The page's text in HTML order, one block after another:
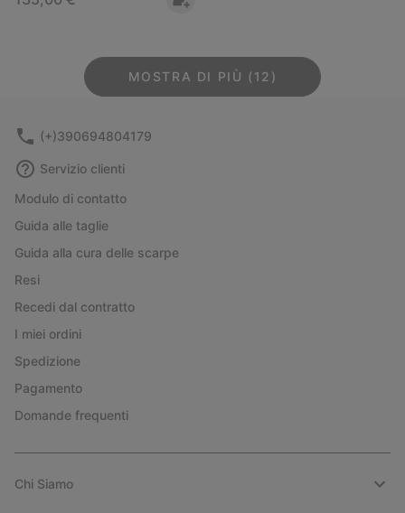
MOSTRA DI PIÙ (12)
(+)390694804179
Servizio clienti
Modulo di contatto
Guida alle taglie
Guida alla cura delle scarpe
Resi
Recedi dal contratto
I miei ordini
Spedizione
Pagamento
Domande frequenti
Chi Siamo